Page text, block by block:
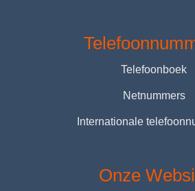
Telefoonboek
Netnummers
Internationale
Onze